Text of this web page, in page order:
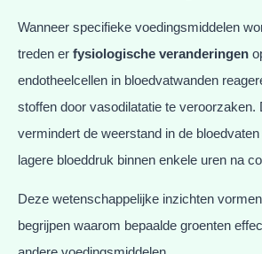
Wanneer specifieke voedingsmiddelen
treden er fysiologische veranderingen
endotheelcellen in bloedvatwanden
stoffen door vasodilatatie te veroorzaken.
vermindert de weerstand in de
lagere bloeddruk binnen enkele uren na
Deze wetenschappelijke inzichten
begrijpen waarom bepaalde groenten